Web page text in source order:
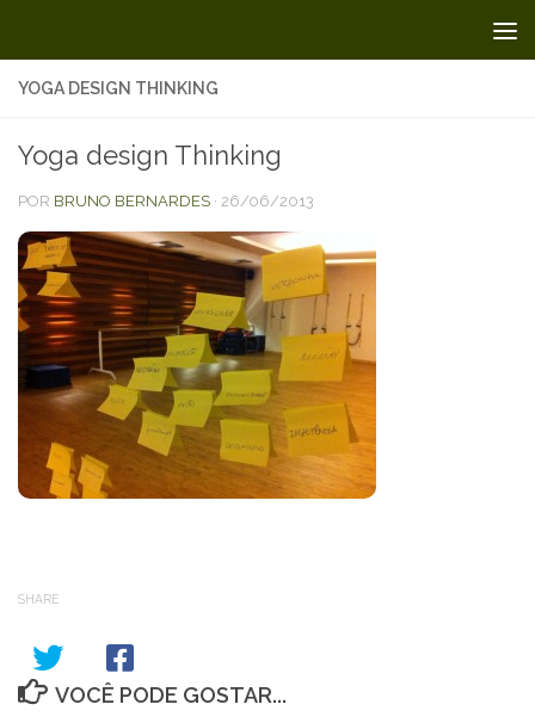
YOGA DESIGN THINKING
Yoga design Thinking
POR BRUNO BERNARDES · 26/06/2013
SHARE
VOCÊ PODE GOSTAR...